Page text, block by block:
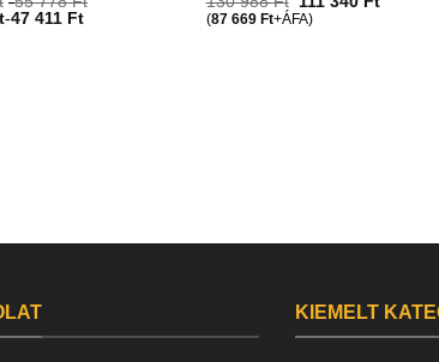
-47 411 Ft (87 669 Ft+ÁFA)
KIEMELT